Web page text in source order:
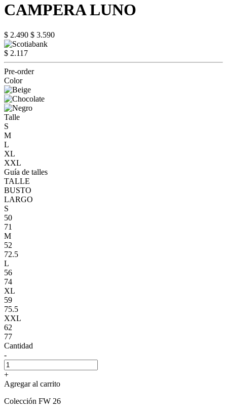
CAMPERA LUNO
$ 2.490 $ 3.590
$ 2.117
Pre-order
Color
Talle
S
M
L
XL
XXL
Guía de talles
TALLE
BUSTO
LARGO
S
50
71
M
52
72.5
L
56
74
XL
59
75.5
XXL
62
77
Cantidad
-
+
Agregar al carrito
Colección FW 26